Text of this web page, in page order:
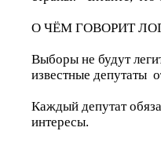
О ЧЁМ ГОВОРИТ
Выборы не будут
известные депутаты
Каждый депутат
интересы.